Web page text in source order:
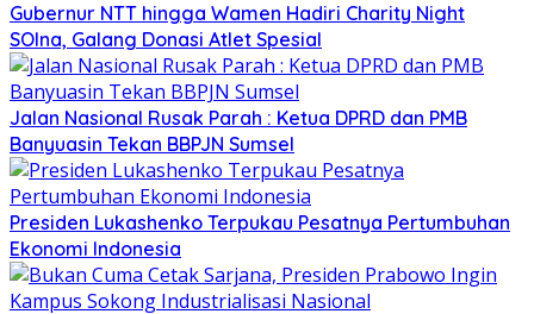
Gubernur NTT hingga Wamen Hadiri Charity Night
SOIna, Galang Donasi Atlet Spesial
Jalan Nasional Rusak Parah : Ketua DPRD dan PMB
Banyuasin Tekan BBPJN Sumsel
Presiden Lukashenko Terpukau Pesatnya Pertumbuhan
Ekonomi Indonesia